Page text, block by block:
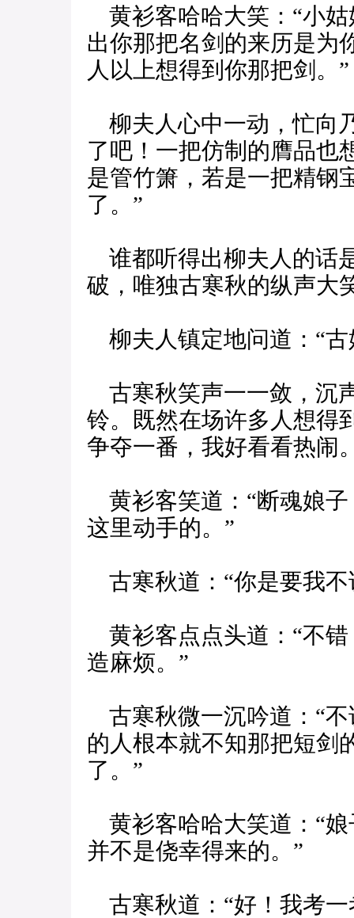
黄衫客哈哈大笑：“小
出你那把名剑的来历是为
人以上想得到你那把剑。”
柳夫人心中一动，忙向
了吧！一把仿制的膺品也
是管竹箫，若是一把精钢
了。”
谁都听得出柳夫人的话
破，唯独古寒秋的纵声大
柳夫人镇定地问道：“古
古寒秋笑声一一敛，沉
铃。既然在场许多人想得
争夺一番，我好看看热闹
黄衫客笑道：“断魂娘
这里动手的。”
古寒秋道：“你是要我不
黄衫客点点头道：“不
造麻烦。”
古寒秋微一沉吟道：“
的人根本就不知那把短剑
了。”
黄衫客哈哈大笑道：“
并不是侥幸得来的。”
古寒秋道：“好！我考